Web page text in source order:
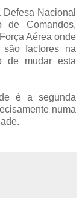
Nacional
de Comandos,
Aérea onde
factores na
de mudar esta
é a segunda
numa